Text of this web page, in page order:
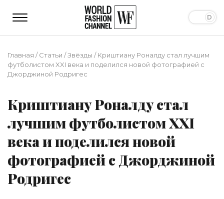
Главная /Статьи /Звёзды /Криштиану Роналду стал лучшим
футболистом XXI века и поделился новой фотографией с
Джорджиной Родригес
Криштиану Роналду стал
лучшим футболистом XXI
века и поделился новой
фотографией с Джорджиной
Родригес